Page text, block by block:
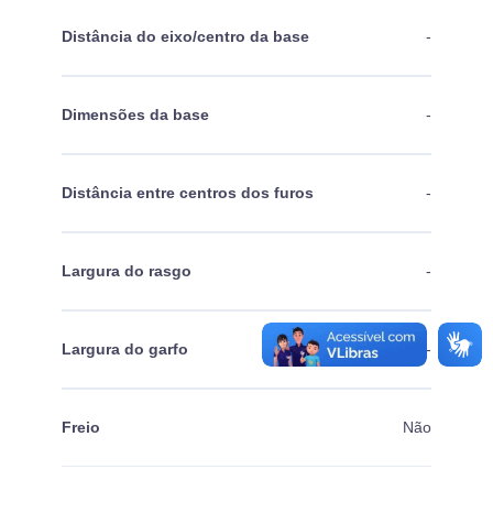
Distância do eixo/centro da base -
Dimensões da base -
Distância entre centros dos furos -
Largura do rasgo -
Largura do garfo -
Freio Não